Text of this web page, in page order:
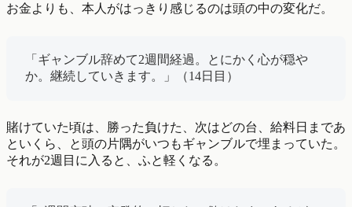
お金よりも、本人がはっきり感じるのは頭の中の変化だ。
「ギャンブル辞めて2週間経過。とにかく心が穏や
か。継続していきます。」（14日目）
賭けていた頃は、勝った負けた、次はどの台、給料日まであ
といくら、と頭の片隅がいつもギャンブルで埋まっていた。
それが2週目に入ると、ふと軽くなる。